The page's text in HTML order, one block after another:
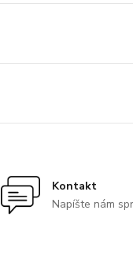
Kontakt
Napíšte nám